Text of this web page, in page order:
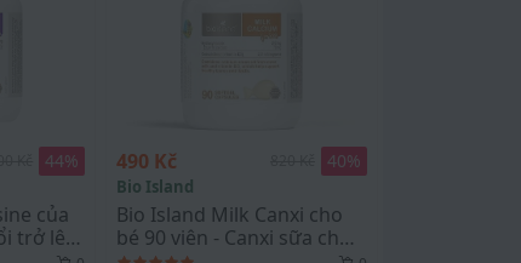
44%
của
trở lên
490 Kč 40%
Bio Island
Bio Island Milk Canxi cho
bé 90 viên - Canxi sữa cho